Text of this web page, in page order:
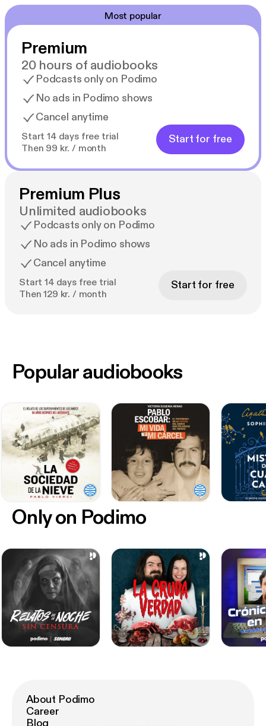
Udgivet i samarbejde med Svendborg Museum og
Most popular
Premium
20 hours of audiobooks
Podcasts only on Podimo
No ads in Podimo shows
Cancel anytime
Start 14 days free trial
Then 99 kr. / month
Start for free
Premium Plus
Unlimited audiobooks
Podcasts only on Podimo
No ads in Podimo shows
Cancel anytime
Start 14 days free trial
Then 129 kr. / month
Start for free
Only on Podimo
Popular audiobooks
About Podimo
Career